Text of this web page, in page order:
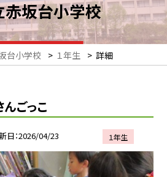
赤坂台小学校
台小学校 > １年生 > 詳細
ごっこ
日 2026/04/23 １年生